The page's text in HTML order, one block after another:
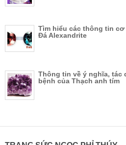
Tìm hiểu các thông tin cơ
Đá Alexandrite
Thông tin về ý nghĩa, tác
bệnh của Thạch anh tím